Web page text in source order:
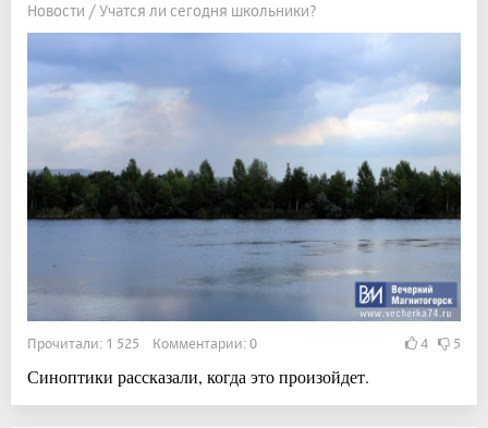
Новости / Учатся ли сегодня школьники?
Прочитали: 1 525 Комментарии: 0 4 5
Синоптики рассказали, когда это произойдет.